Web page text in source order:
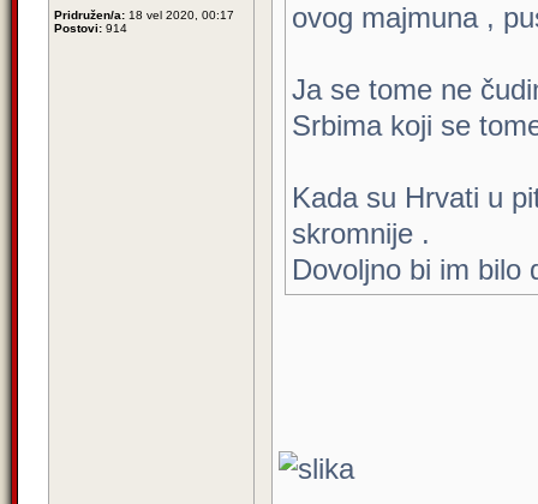
Pridružen/a: 18 vel 2020, 00:17
Postovi: 914
ovog majmuna ,
Ja se tome ne
Srbima koji se
Kada su Hrvati u
skromnije .
Dovoljno bi im bilo